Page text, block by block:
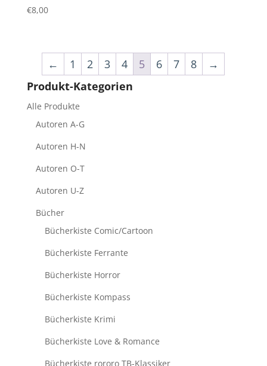
€8,00
← 1 2 3 4 5 6 7 8
→
Produkt-Kategorien
Alle Produkte
Autoren A-G
Autoren H-N
Autoren O-T
Autoren U-Z
Bücher
Bücherkiste Comic/Cartoon
Bücherkiste Ferrante
Bücherkiste Horror
Bücherkiste Kompass
Bücherkiste Krimi
Bücherkiste Love & Romance
Bücherkiste rororo TB-Klassiker